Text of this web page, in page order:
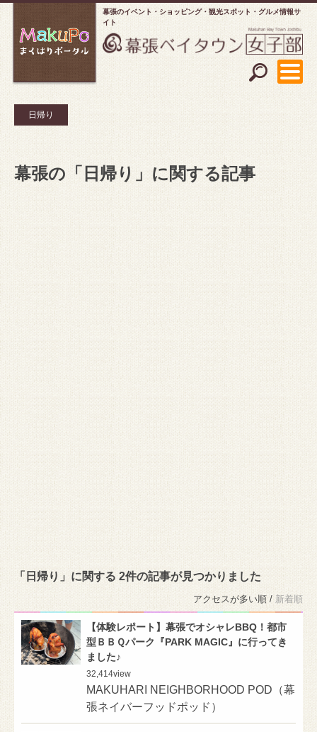
幕張のイベント・ショッピング
観光スポット・グルメ情報サ
イト
日帰り
幕張の「日帰り」に関する記事
「日帰り」に関する 2件の記事が見つかりました
アクセスが多い順 / 新着順
【体験レポート】幕張でオシャレBBQ！都市
型ＢＢＱパーク『PARK MAGIC』に行ってき
ました♪
32,414view
MAKUHARI NEIGHBORHOOD POD（幕
張ネイバーフッドポッド）